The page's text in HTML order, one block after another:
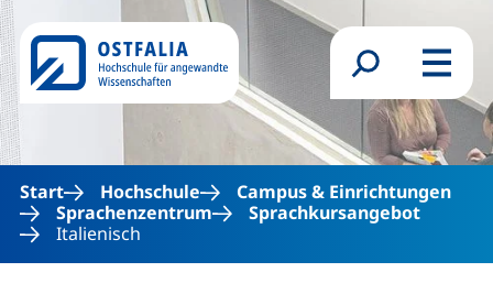
Direkt zum Inhalt
Suchformular
Menü
Start Hochschule
Campus & Einrichtungen
Sprachenzentrum
Sprachkursangebot
Italienisch